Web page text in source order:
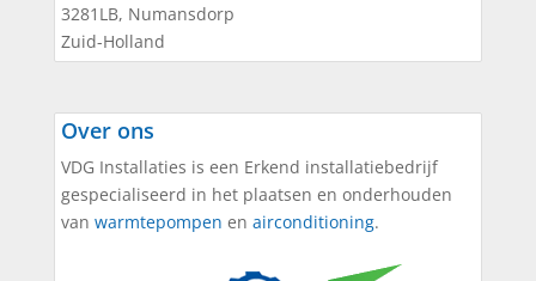
3281LB, Numansdorp
Zuid-Holland
Over ons
VDG Installaties is een Erkend installatiebedrijf
gespecialiseerd in het plaatsen en onderhouden
van warmtepompen en airconditioning.